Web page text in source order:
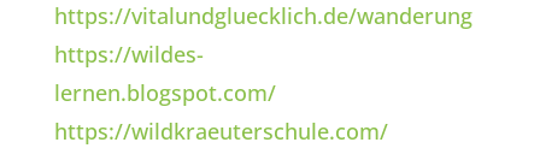
https://vitalundgluecklich.de/wanderung
https://wildes-
lernen.blogspot.com/
https://wildkraeuterschule.com/